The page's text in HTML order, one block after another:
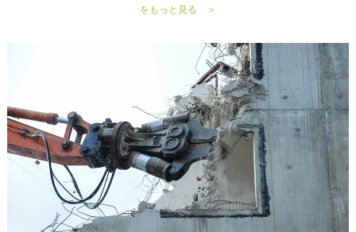
をもっと見る ＞